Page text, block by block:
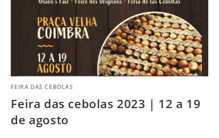
FEIRA DAS CEBOLAS
Feira das cebolas 2023 | 12 a 19
de agosto